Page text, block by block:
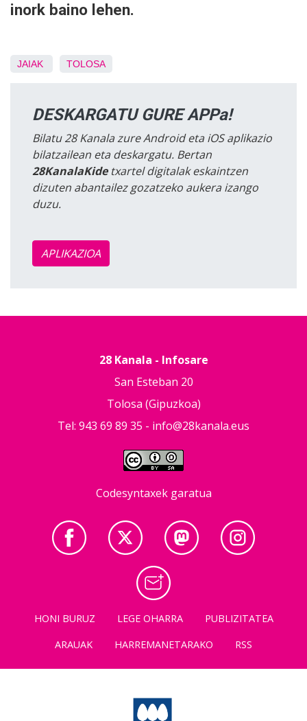
inork baino lehen.
JAIAK TOLOSA
DESKARGATU GURE APPa!
Bilatu 28 Kanala zure Android eta iOS aplikazio
bilatzailean eta deskargatu. Bertan
28KanalaKidetxartel digitalak eskaintzen
dizuten abantailez gozatzeko aukera izango
duzu.
APLIKAZIOA
28 Kanala - Infosare
San Esteban 20
Tolosa (Gipuzkoa)
Tel: 943 69 89 35 - info@28kanala.eus
Codesyntaxek garatua
HONI BURUZ LEGE OHARRA
PUBLIZITATEA
ARAUAK
HARREMANETARAKO RSS